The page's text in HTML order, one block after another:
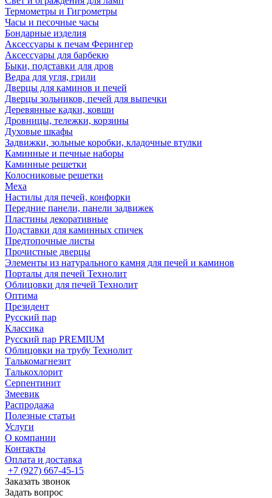
Термометры и Гигрометры
Часы и песочные часы
Бондарные изделия
Аксессуары к печам Ферингер
Аксессуары для барбекю
Быки, подставки для дров
Ведра для угля, грили
Дверцы для каминов и печей
Дверцы зольников, печей для выпечки
Деревянные кадки, ковши
Дровницы, тележки, корзины
Духовые шкафы
Задвижки, зольные коробки, кладочные втулки
Каминные и печные наборы
Каминные решетки
Колосниковые решетки
Меха
Настилы для печей, конфорки
Передние панели, панели задвижек
Пластины декоративные
Подставки для каминных спичек
Предтопочные листы
Прочистные дверцы
Элементы из натурального камня для печей и каминов
Порталы для печей Технолит
Облицовки для печей Технолит
Оптима
Президент
Русский пар
Классика
Русский пар PREMIUM
Облицовки на трубу Технолит
Талькомагнезит
Талькохлорит
Серпентинит
Змеевик
Распродажа
Полезные статьи
Услуги
О компании
Контакты
Оплата и доставка
+7 (927) 667-45-15
Заказать звонок
Задать вопрос